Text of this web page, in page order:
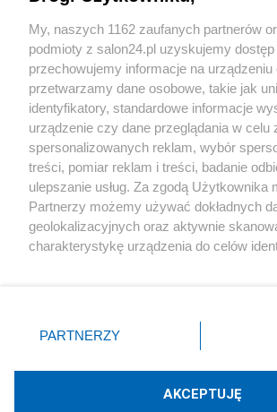
Sport
Społeczeństwo
Kultura
X Facebook Instagram
My, naszych 1162 zaufanych partnerów
podmioty z salon24.pl uzyskujemy dostęp
przechowujemy informacje na urządzeniu
przetwarzamy dane osobowe, takie jak
identyfikatory, standardowe informacje
urządzenie czy dane przeglądania w celu
spersonalizowanych reklam, wybór
treści, pomiar reklam i treści, badanie
ulepszanie usług. Za zgodą Użytkownika
Partnerzy możemy używać dokładnych
geolokalizacyjnych oraz aktywnie
charakterystykę urządzenia do celów
zmienić/wycofać klikając przycisk
znajdujący się w lewym dolnym rogu
rodzaje przetwarzania danych nie
użytkownika, ale masz prawo sprzeciwić
PARTNERZY
AKCEPTUJĘ